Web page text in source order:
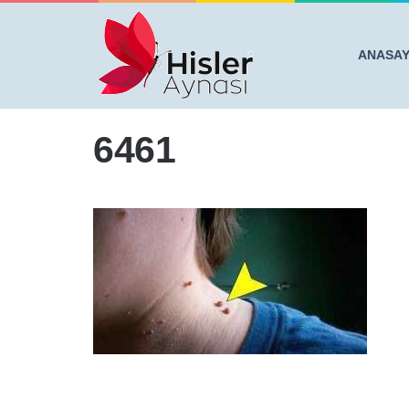
Anasayfa / ET BENLERİNİ PATIR PATIR DÖKEN 5
6461